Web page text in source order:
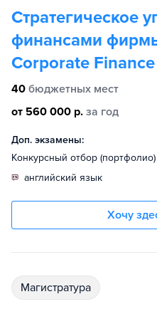
Стратегическое
финансами
Corporate Finance
40 бюджетных мест
от 560 000 р. за год
Доп. экзамены:
Конкурсный отбор (портфолио)
английский язык
Хочу
магистратура